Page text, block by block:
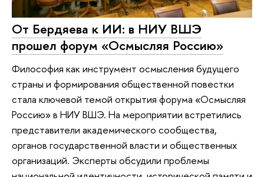
От Бердяева к ИИ: в НИУ ВШЭ
прошел форум «Осмысляя Россию»
Философия как инструмент осмысления будущего
страны и формирования общественной повестки
стала ключевой темой открытия форума «Осмысляя
Россию» в НИУ ВШЭ. На мероприятии встретились
представители академического сообщества,
органов государственной власти и общественных
организаций. Эксперты обсудили проблемы